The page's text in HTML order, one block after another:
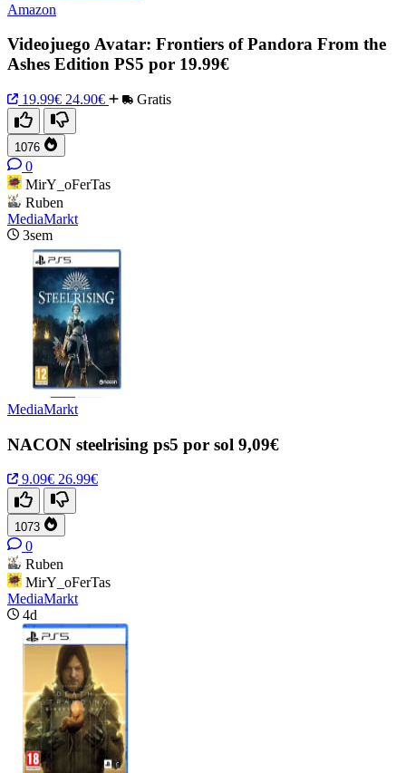
Amazon
Videojuego Avatar: Frontiers of Pandora From the
Ashes Edition PS5 por 19.99€
19.99€ 24.90€ Gratis
1076
0
MirY_oFerTas
Ruben
MediaMarkt
3sem
MediaMarkt
NACON steelrising ps5 por sol 9,09€
9.09€ 26.99€
1073
0
Ruben
MirY_oFerTas
MediaMarkt
4d